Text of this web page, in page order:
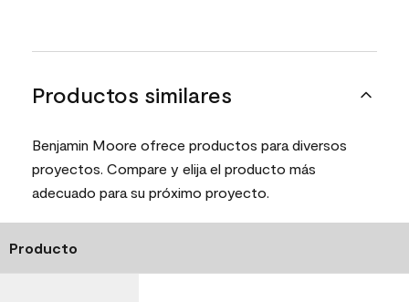
Productos similares
Benjamin Moore ofrece productos para diversos
proyectos. Compare y elija el producto más
adecuado para su próximo proyecto.
Producto